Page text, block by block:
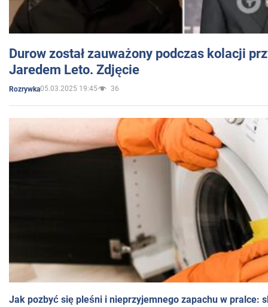
Durow został zauważony podczas kolacji
Jaredem Leto. Zdjęcie
Rozrywka05.03.2025 19:45 36
Jak pozbyć się pleśni i nieprzyjemnego zapachu w pralce: